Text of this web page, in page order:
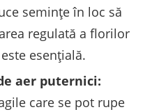
semințe în loc să
regulată a florilor
esențială.
aer puternici:
care se pot rupe